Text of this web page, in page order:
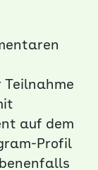
Teilnahme
auf dem
Profil